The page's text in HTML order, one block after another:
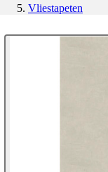
Vliestapeten